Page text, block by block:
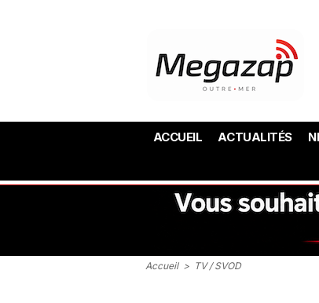
ACCUEIL ACTUALITÉS
Accueil > TV / SVOD